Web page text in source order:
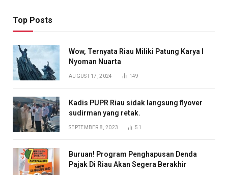
Top Posts
Wow, Ternyata Riau Miliki Patung Karya I
Nyoman Nuarta
AUGUST 17, 2024 149
Kadis PUPR Riau sidak langsung flyover
sudirman yang retak.
SEPTEMBER 8, 2023 51
Buruan! Program Penghapusan Denda
Pajak Di Riau Akan Segera Berakhir